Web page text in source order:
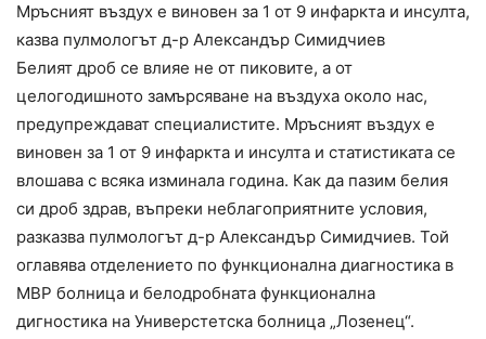
Мръсният въздух е виновен за 1 от 9 инфаркта и инсулта,
казва пулмологът д-р Александър Симидчиев
Белият дроб се влияе не от пиковите, а от
целогодишното замърсяване на въздуха около нас,
предупреждават специалистите. Мръсният въздух е
виновен за 1 от 9 инфаркта и инсулта и статистиката се
влошава с всяка изминала година. Как да пазим белия
си дроб здрав, въпреки неблагоприятните условия,
разказва пулмологът д-р Александър Симидчиев. Той
оглавява отделението по функционална диагностика в
МВР болница и белодробната функционална
дигностика на Универстетска болница „Лозенец“.